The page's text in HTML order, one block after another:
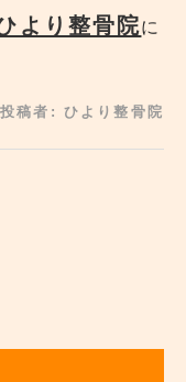
より整骨院に
投稿者: ひより整骨院